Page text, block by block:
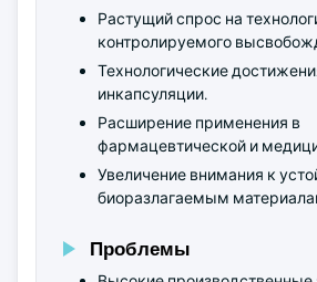
Растущий спрос на
контролируемого
Технологические
инкапсуляции.
Расширение применения в
фармацевтической и
Увеличение внимания к
биоразлагаемым
Проблемы